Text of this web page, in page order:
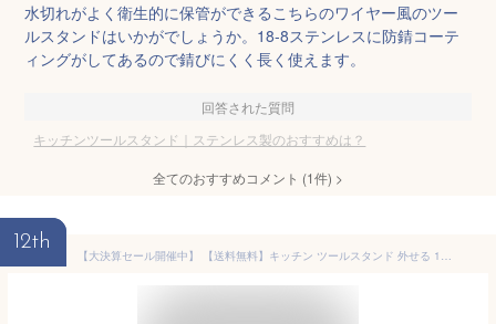
水切れがよく衛生的に保管ができるこちらのワイヤー風のツー
ルスタンドはいかがでしょうか。18-8ステンレスに防錆コーテ
ィングがしてあるので錆びにくく長く使えます。
回答された質問
キッチンツールスタンド｜ステンレス製のおすすめは？
全てのおすすめコメント (1件) >
12th
【大決算セール開催中】 【送料無料】キッチン ツールスタンド 外せる 18-8 ステンレス お手入れ簡単 幅15cm 奥行8cm 高さ18.3cm 下村企販 外して洗えるツールスタンド【燕三条製】